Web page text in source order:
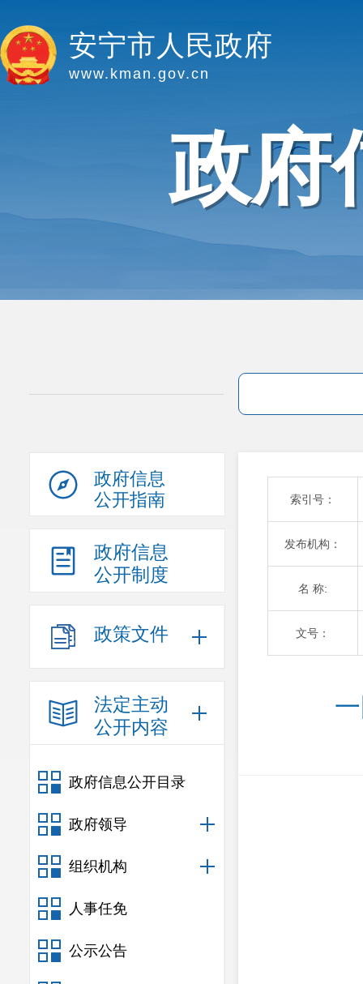
安宁市人民政府
www.kman.gov.cn
政府
政府信息
公开指南
政府信息
公开制度
政策文件
法定主动
公开内容
政府信息公开目录
政府领导
组织机构
人事任免
公示公告
索引号：
发布机构：
名 称:
文号：